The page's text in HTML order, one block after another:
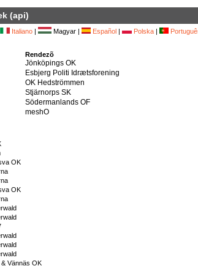
(api)
Italiano | Magyar | Español | Polska |
Rendezõ
Jönköpings OK
Esbjerg Politi Idrætsforening
OK Hedströmmen
Stjärnorps SK
Södermanlands OF
meshO
OK
OK
Vännäs OK